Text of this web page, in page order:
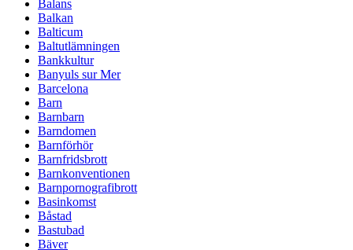
Balans
Balkan
Balticum
Baltutlämningen
Bankkultur
Banyuls sur Mer
Barcelona
Barn
Barnbarn
Barndomen
Barnförhör
Barnfridsbrott
Barnkonventionen
Barnpornografibrott
Basinkomst
Båstad
Bastubad
Bäver